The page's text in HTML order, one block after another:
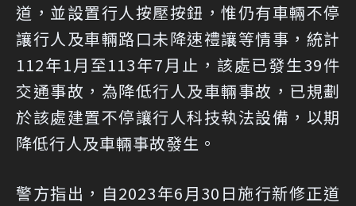
道，並設置行人按壓按鈕，惟仍有車輛不停
讓行人及車輛路口未降速禮讓等情事，統計
112年1月至113年7月止，該處已發生39件
交通事故，為降低行人及車輛事故，已規劃
於該處建置不停讓行人科技執法設備，以期
降低行人及車輛事故發生。
警方指出，自2023年6月30日施行新修正道